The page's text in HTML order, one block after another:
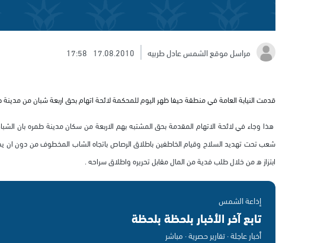
مراسل موقع الشمس عادل طربيه 17.08.2010
17:58
قدمت النيابة العامة في منطقة حيفا ظهر اليوم للمحكمة لائحة اتهام بحق اربعة شبان من
هذا وجاء في لائحة الاتهام المقدمة بحق المشتبه بهم الاربعة من سكان مدينة طمره بان
شعب تحت تهديد السلاح وقيام الخاطفين باطلاق الرصاص باتجاه الشاب المخطوف من دون ان
ابتزاز ه من خلال طلب فدية من المال مقابل تحريره واطلاق سراحه .
إذاعة الشمس
تابع آخر الأخبار بلحظة بلحظة
أخبار عاجلة · تقارير حصرية · مباشر